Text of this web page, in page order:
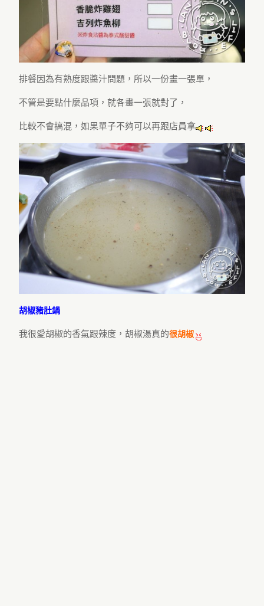
排餐因為有熟度跟醬汁問題，所以一份畫一張單，
不管是要點什麼品項，就各畫一張就對了，
比較不會搞混，如果單子不夠可以再跟店員拿
胡椒豬肚鍋
我很愛胡椒的香氣跟辣度，胡椒湯真的很胡椒